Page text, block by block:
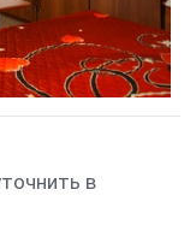
в